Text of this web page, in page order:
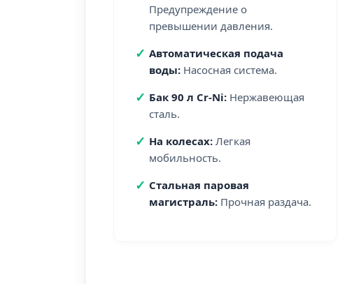
Предупреждение о
превышении давления.
✓ Автоматическая подача
воды: Насосная система.
✓ Бак 90 л Cr-Ni: Нержавеющая
сталь.
✓ На колесах: Легкая
мобильность.
✓ Стальная паровая
магистраль: Прочная раздача.